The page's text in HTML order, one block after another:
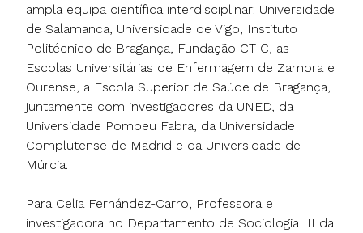
ampla equipa científica interdisciplinar: Universidade
de Salamanca, Universidade de Vigo, Instituto
Politécnico de Bragança, Fundação CTIC, as
Escolas Universitárias de Enfermagem de Zamora e
Ourense, a Escola Superior de Saúde de Bragança,
juntamente com investigadores da UNED, da
Universidade Pompeu Fabra, da Universidade
Complutense de Madrid e da Universidade de
Múrcia.
Para Celia Fernández-Carro, Professora e
investigadora no Departamento de Sociologia III da